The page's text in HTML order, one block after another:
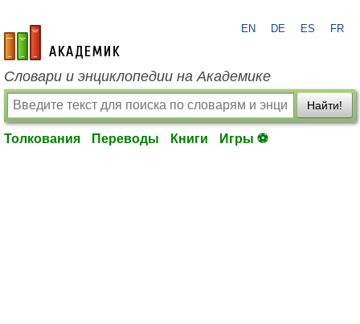
academic.ru
EN DE ES FR
Словари и энциклопедии на Академике
Найти!
Толкования Переводы Книги Игры ⚽